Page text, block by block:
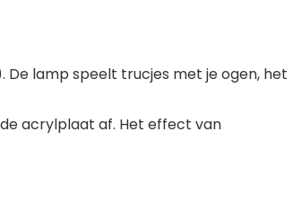
De lamp speelt trucjes met je ogen, het
acrylplaat af. Het effect van